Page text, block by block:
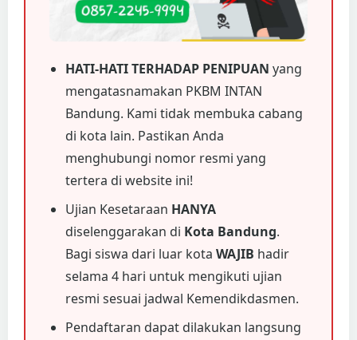
HATI-HATI TERHADAP PENIPUAN yang
mengatasnamakan PKBM INTAN
Bandung. Kami tidak membuka cabang
di kota lain. Pastikan Anda
menghubungi nomor resmi yang
tertera di website ini!
Ujian Kesetaraan HANYA
diselenggarakan di Kota Bandung.
Bagi siswa dari luar kota WAJIB hadir
selama 4 hari untuk mengikuti ujian
resmi sesuai jadwal Kemendikdasmen.
Pendaftaran dapat dilakukan langsung